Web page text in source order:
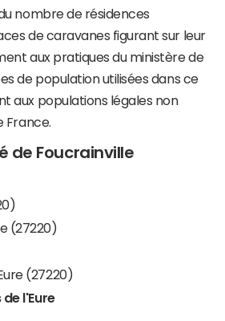
nombre de résidences
de caravanes figurant sur leur
aux pratiques du ministère de
de population utilisées dans ce
aux populations légales non
France.
de Foucrainville
(27220)
(27220)
l'Eure